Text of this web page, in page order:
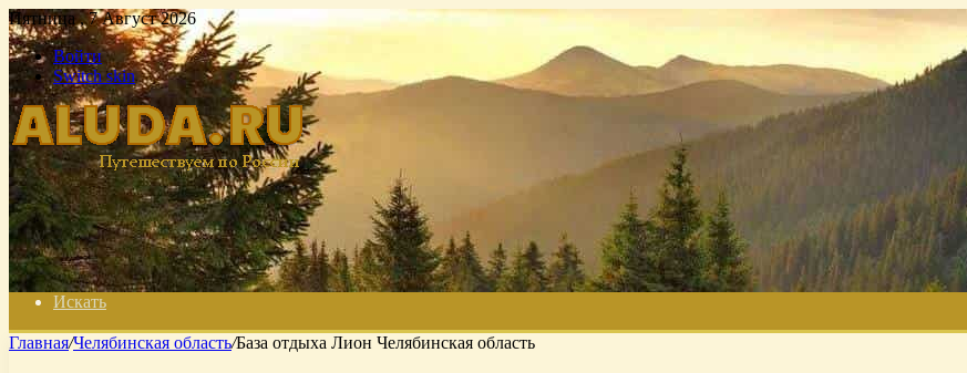
Пятница , 7 Август 2026
Войти
Switch skin
Искать
Главная/Челябинская область/База отдыха Лион Челябинская область